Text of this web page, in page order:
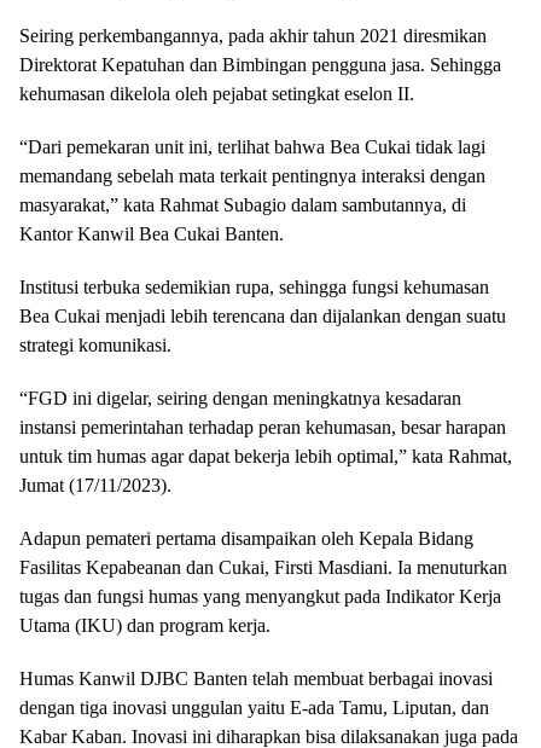
Seiring perkembangannya, pada akhir tahun 2021 diresmikan
Direktorat Kepatuhan dan Bimbingan pengguna jasa. Sehingga
kehumasan dikelola oleh pejabat setingkat eselon II.
“Dari pemekaran unit ini, terlihat bahwa Bea Cukai tidak lagi
memandang sebelah mata terkait pentingnya interaksi dengan
masyarakat,” kata Rahmat Subagio dalam sambutannya, di
Kantor Kanwil Bea Cukai Banten.
Institusi terbuka sedemikian rupa, sehingga fungsi kehumasan
Bea Cukai menjadi lebih terencana dan dijalankan dengan suatu
strategi komunikasi.
“FGD ini digelar, seiring dengan meningkatnya kesadaran
instansi pemerintahan terhadap peran kehumasan, besar harapan
untuk tim humas agar dapat bekerja lebih optimal,” kata Rahmat,
Jumat (17/11/2023).
Adapun pemateri pertama disampaikan oleh Kepala Bidang
Fasilitas Kepabeanan dan Cukai, Firsti Masdiani. Ia menuturkan
tugas dan fungsi humas yang menyangkut pada Indikator Kerja
Utama (IKU) dan program kerja.
Humas Kanwil DJBC Banten telah membuat berbagai inovasi
dengan tiga inovasi unggulan yaitu E-ada Tamu, Liputan, dan
Kabar Kaban. Inovasi ini diharapkan bisa dilaksanakan juga pada